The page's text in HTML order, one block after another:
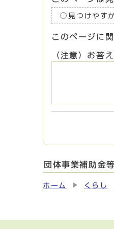
見つけやす
このページに
（注意）お答
団体事業補助金
ホーム くらし